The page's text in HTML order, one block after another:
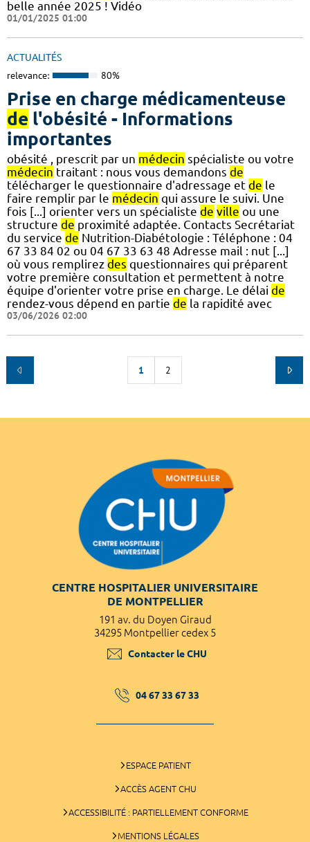
belle année 2025 ! Vidéo
01/01/2025 01:00
ACTUALITÉS
relevance: 80%
Prise en charge médicamenteuse
de l'obésité - Informations
importantes
obésité , prescrit par un médecin spécialiste ou votre
médecin traitant : nous vous demandons de
télécharger le questionnaire d'adressage et de le
faire remplir par le médecin qui assure le suivi. Une
fois [...] orienter vers un spécialiste de ville ou une
structure de proximité adaptée. Contacts Secrétariat
du service de Nutrition-Diabétologie : Téléphone : 04
67 33 84 02 ou 04 67 33 63 48 Adresse mail : nut [...]
où vous remplirez des questionnaires qui préparent
votre première consultation et permettent à notre
équipe d'orienter votre prise en charge. Le délai de
rendez-vous dépend en partie de la rapidité avec
03/06/2026 02:00
1 2
CENTRE HOSPITALIER UNIVERSITAIRE
DE MONTPELLIER
191 av. du Doyen Giraud
34295 Montpellier cedex 5
Contacter le CHU
04 67 33 67 33
ESPACE PATIENT
ACCÈS AGENT CHU
ACCESSIBILITÉ : PARTIELLEMENT CONFORME
MENTIONS LÉGALES